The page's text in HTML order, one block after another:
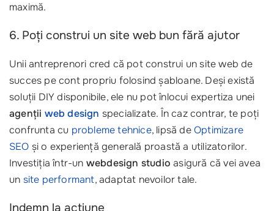
maximă.
6. Poți construi un site web bun fără ajutor
Unii antreprenori cred că pot construi un site web de
succes pe cont propriu folosind șabloane. Deși există
soluții DIY disponibile, ele nu pot înlocui expertiza unei
agenții web design specializate. În caz contrar, te poți
confrunta cu probleme tehnice, lipsă deOptimizare
SEO și o experiență generală proastă a utilizatorilor.
Investiția într-un webdesign studio asigură că vei avea
un site performant, adaptat nevoilor tale.
Indemn la actiune